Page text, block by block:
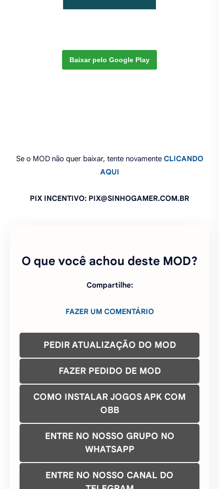
Baixar pelo Google Play
Se o MOD não quer baixar, tente novamente CLICANDO
AQUI
PIX INCENTIVO: PIX@SINHOGAMER.COM.BR
O que você achou deste MOD?
Compartilhe:
FAZER UM COMENTÁRIO
PEDIR ATUALIZAÇÃO DO MOD
FAZER PEDIDO DE MOD
COMO INSTALAR JOGOS APK COM
OBB
ENTRE NO NOSSO GRUPO NO
WHATSAPP
ENTRE NO NOSSO CANAL DO